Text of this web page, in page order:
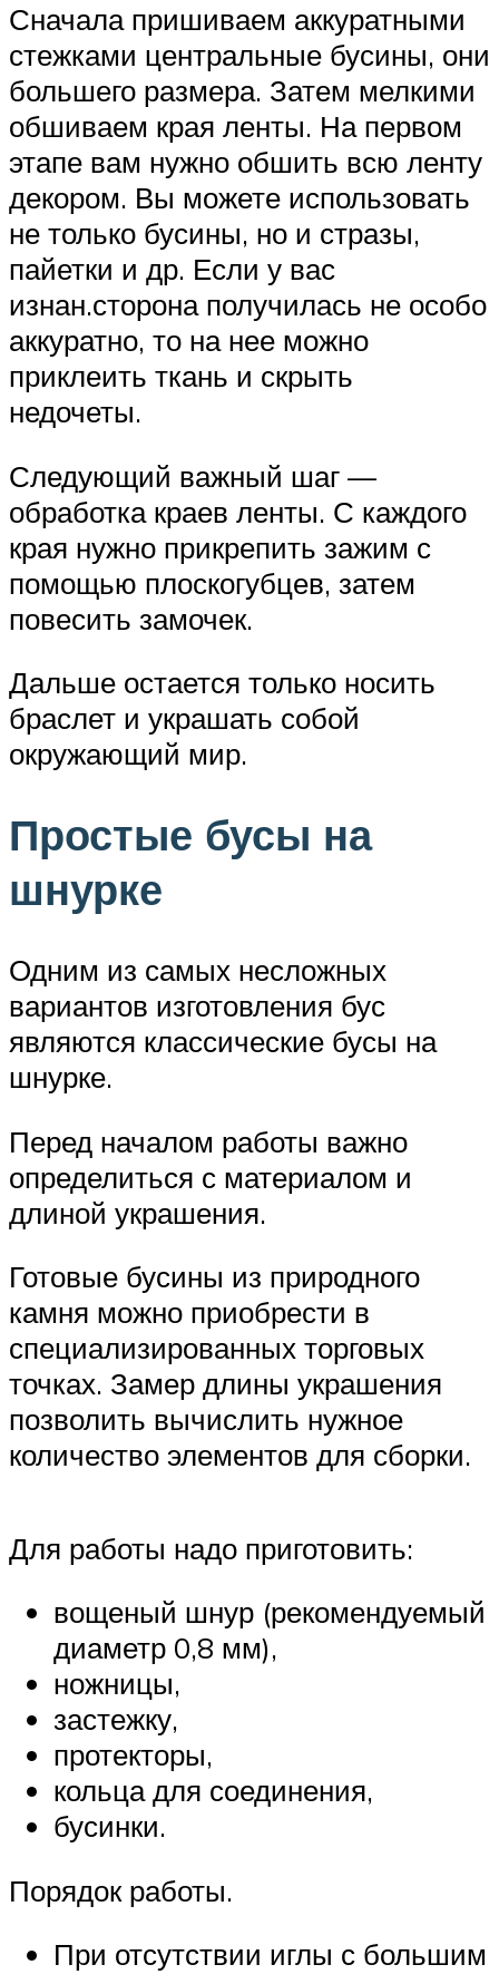
Сначала пришиваем аккуратными
стежками центральные бусины, они
большего размера. Затем мелкими
обшиваем края ленты. На первом
этапе вам нужно обшить всю ленту
декором. Вы можете использовать
не только бусины, но и стразы,
пайетки и др. Если у вас
изнан.сторона получилась не особо
аккуратно, то на нее можно
приклеить ткань и скрыть
недочеты.
Следующий важный шаг —
обработка краев ленты. С каждого
края нужно прикрепить зажим с
помощью плоскогубцев, затем
повесить замочек.
Дальше остается только носить
браслет и украшать собой
окружающий мир.
Простые бусы на
шнурке
Одним из самых несложных
вариантов изготовления бус
являются классические бусы на
шнурке.
Перед началом работы важно
определиться с материалом и
длиной украшения.
Готовые бусины из природного
камня можно приобрести в
специализированных торговых
точках. Замер длины украшения
позволить вычислить нужное
количество элементов для сборки.
Для работы надо приготовить:
вощеный шнур (рекомендуемый
диаметр 0,8 мм),
ножницы,
застежку,
протекторы,
кольца для соединения,
бусинки.
Порядок работы.
При отсутствии иглы с большим